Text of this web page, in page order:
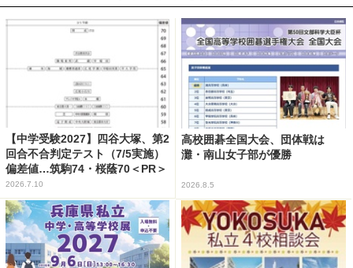
【中学受験2027】四谷大塚、第2
回合不合判定テスト（7/5実施）
偏差値…筑駒74・桜蔭70＜PR＞
2026.7.10
高校囲碁全国大会、団体戦は
灘・南山女子部が優勝
2026.8.5